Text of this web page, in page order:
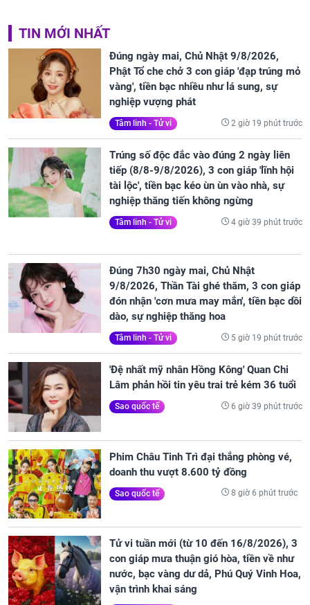
TIN MỚI NHẤT
Đúng ngày mai, Chủ Nhật 9/8/2026,
Phật Tổ che chở 3 con giáp 'đạp trúng mỏ
vàng', tiền bạc nhiều như lá sung, sự
nghiệp vượng phát
Tâm linh - Tử vi 2 giờ 19 phút trước
Trúng số độc đắc vào đúng 2 ngày liên
tiếp (8/8-9/8/2026), 3 con giáp 'lĩnh hội
tài lộc', tiền bạc kéo ùn ùn vào nhà, sự
nghiệp thăng tiến không ngừng
Tâm linh - Tử vi 4 giờ 39 phút trước
Đúng 7h30 ngày mai, Chủ Nhật
9/8/2026, Thần Tài ghé thăm, 3 con giáp
đón nhận 'cơn mưa may mắn', tiền bạc dồi
dào, sự nghiệp thăng hoa
Tâm linh - Tử vi 5 giờ 19 phút trước
'Đệ nhất mỹ nhân Hồng Kông' Quan Chi
Lâm phản hồi tin yêu trai trẻ kém 36 tuổi
Sao quốc tế 6 giờ 39 phút trước
Phim Châu Tinh Trì đại thắng phòng vé,
doanh thu vượt 8.600 tỷ đồng
Sao quốc tế 8 giờ 6 phút trước
Tử vi tuần mới (từ 10 đến 16/8/2026), 3
con giáp mưa thuận gió hòa, tiền về như
nước, bạc vàng dư dả, Phú Quý Vinh Hoa,
vận trình khai sáng